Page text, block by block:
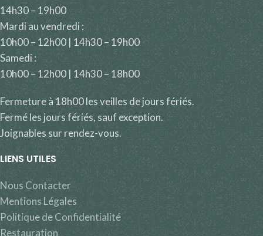
14h30 – 19h00
Mardi au vendredi :
10h00 – 12h00 | 14h30 – 19h00
Samedi :
10h00 – 12h00 | 14h30 – 18h00
Fermeture à 18h00 les veilles de jours fériés.
Fermé les jours fériés, sauf exception.
Joignables sur rendez-vous.
LIENS UTILES
Nous Contacter
Mentions Légales
Politique de Confidentialité
Restauration